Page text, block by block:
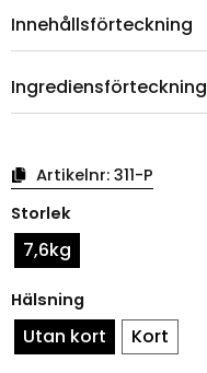
Innehållsförteckning
Ingrediensförteckning
Artikelnr: 311-P
Storlek
7,6kg
Hälsning
Utan kort Kort
påskkorg
mängd